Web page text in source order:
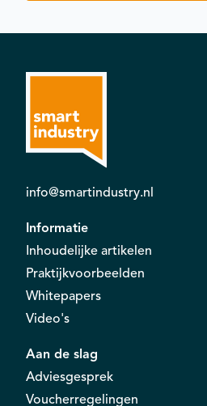
info@smartindustry.nl
Informatie
Inhoudelijke artikelen
Praktijkvoorbeelden
Whitepapers
Video's
Aan de slag
Adviesgesprek
Voucherregelingen